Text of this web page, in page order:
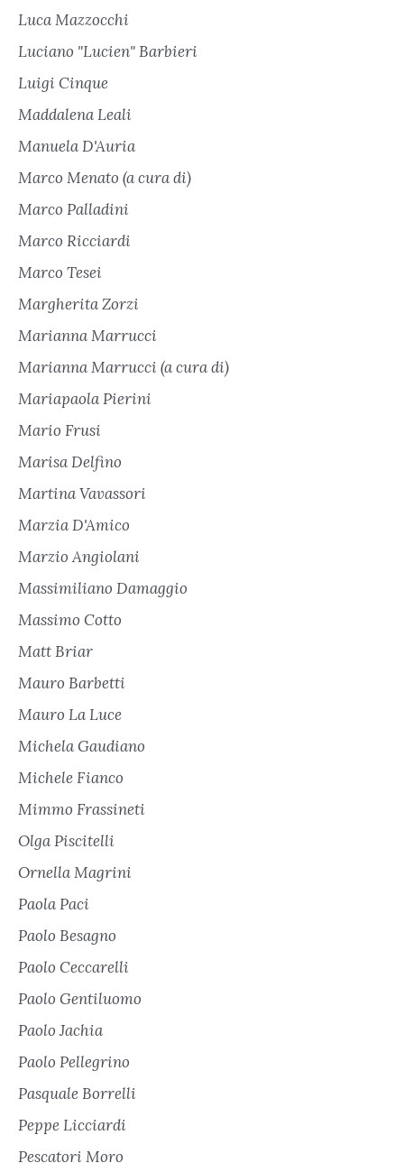
Luca Mazzocchi
Luciano "Lucien" Barbieri
Luigi Cinque
Maddalena Leali
Manuela D'Auria
Marco Menato (a cura di)
Marco Palladini
Marco Ricciardi
Marco Tesei
Margherita Zorzi
Marianna Marrucci
Marianna Marrucci (a cura di)
Mariapaola Pierini
Mario Frusi
Marisa Delfino
Martina Vavassori
Marzia D'Amico
Marzio Angiolani
Massimiliano Damaggio
Massimo Cotto
Matt Briar
Mauro Barbetti
Mauro La Luce
Michela Gaudiano
Michele Fianco
Mimmo Frassineti
Olga Piscitelli
Ornella Magrini
Paola Paci
Paolo Besagno
Paolo Ceccarelli
Paolo Gentiluomo
Paolo Jachia
Paolo Pellegrino
Pasquale Borrelli
Peppe Licciardi
Pescatori Moro